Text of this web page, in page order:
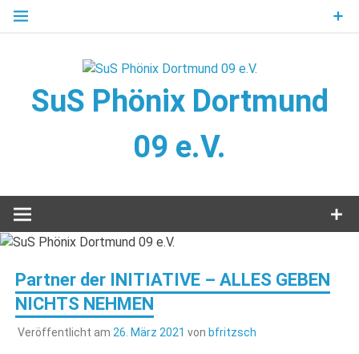
Zum
SuS Phönix Dortmund
09 e.V.
Wandern
Partner der INITIATIVE – ALLES GEBEN
NICHTS NEHMEN
Veröffentlicht am 26. März 2021 von bfritzsch